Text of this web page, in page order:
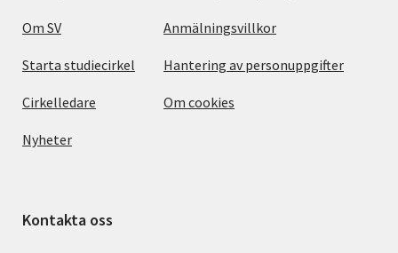
Om SV
Starta studiecirkel
Cirkelledare
Nyheter
Anmälningsvillkor
Hantering av personuppgifter
Om cookies
Kontakta oss